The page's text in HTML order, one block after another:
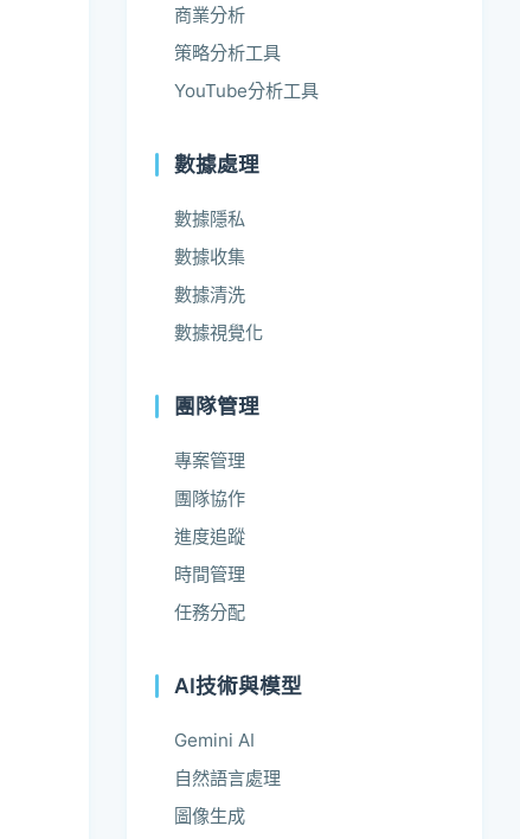
商業分析
策略分析工具
YouTube分析工具
數據處理
數據隱私
數據收集
數據清洗
數據視覺化
團隊管理
專案管理
團隊協作
進度追蹤
時間管理
任務分配
AI技術與模型
Gemini AI
自然語言處理
圖像生成